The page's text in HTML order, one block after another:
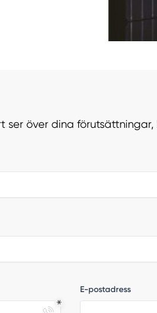
över dina
E-postadress